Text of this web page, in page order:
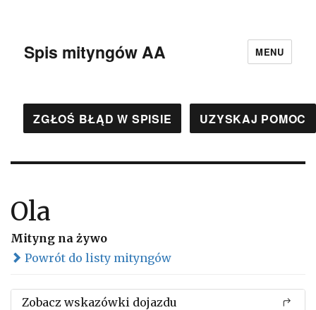
Spis mityngów AA MENU
ZGŁOŚ BŁĄD W SPISIE UZYSKAJ POMOC
Ola
Mityng na żywo
Powrót do listy mityngów
Zobacz wskazówki dojazdu